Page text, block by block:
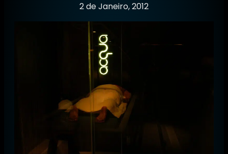
2 de Janeiro, 2012